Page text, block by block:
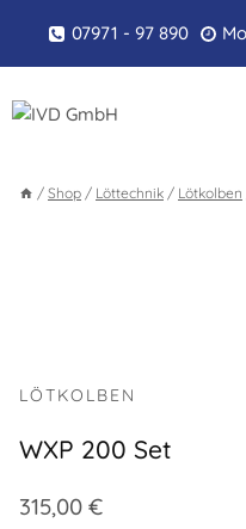
springen
07971 - 97 890
/ Shop / Löttechnik / Lötkolben
LÖTKOLBEN
WXP 200 Set
315,00 €